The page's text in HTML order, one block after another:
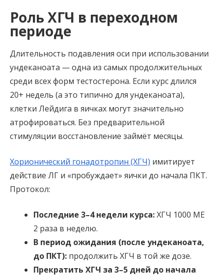
Роль ХГЧ в переходном
периоде
Длительность подавления оси при использовании
ундеканоата — одна из самых продолжительных
среди всех форм тестостерона. Если курс длился
20+ недель (а это типично для ундеканоата),
клетки Лейдига в яичках могут значительно
атрофироваться. Без предварительной
стимуляции восстановление займёт месяцы.
Хорионический гонадотропин (ХГЧ) имитирует
действие ЛГ и «пробуждает» яички до начала ПКТ.
Протокол:
Последние 3–4 недели курса:ХГЧ 1000 МЕ
2 раза в неделю.
В период ожидания (после ундеканоата,
до ПКТ): продолжить ХГЧ в той же дозе.
Прекратить ХГЧ за 3–5 дней до начала